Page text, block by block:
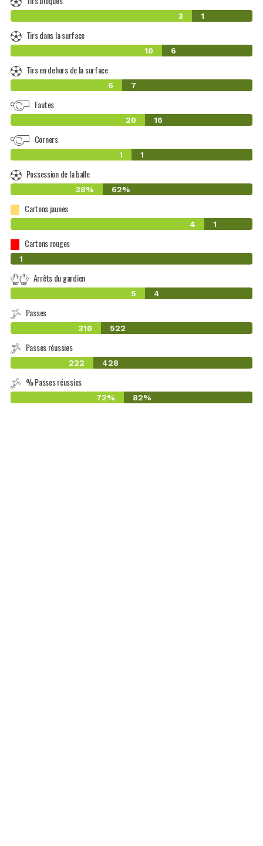
3 1
Tirs dans la surface
10 6
Tirs en dehors de la surface
6 7
Fautes
20 16
Corners
1 1
Possession de la balle
38% 62%
Cartons jaunes
4 1
Cartons rouges
0
1
Arrêts du gardien
5 4
Passes
310 522
Passes réussies
222 428
% Passes réussies
72% 82%